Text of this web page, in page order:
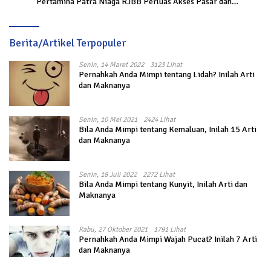
Berita/Artikel Terpopuler
Senin, 14 Maret 2022 3123 Lihat
Pernahkah Anda Mimpi tentang Lidah? Inilah Arti
dan Maknanya
Senin, 10 Mei 2021 2424 Lihat
Bila Anda Mimpi tentang Kemaluan, Inilah 15 Arti
dan Maknanya
Senin, 18 Juli 2022 2272 Lihat
Bila Anda Mimpi tentang Kunyit, Inilah Arti dan
Maknanya
Rabu, 27 Oktober 2021 1791 Lihat
Pernahkah Anda Mimpi Wajah Pucat? Inilah 7 Arti
dan Maknanya